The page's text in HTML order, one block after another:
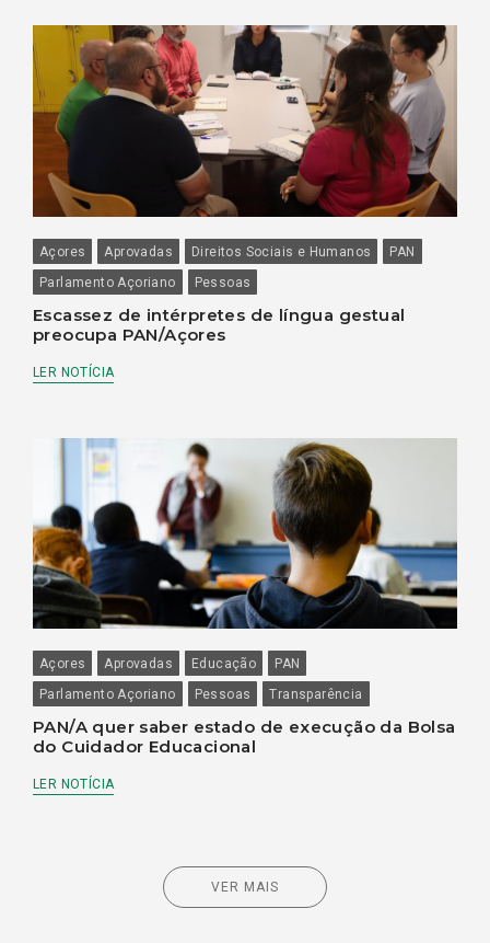
Açores Aprovadas Direitos Sociais e Humanos
PAN
Parlamento Açoriano
Pessoas
Escassez de intérpretes de língua gestual
preocupa PAN/Açores
LER NOTÍCIA
Açores Aprovadas Educação
PAN
Parlamento Açoriano
Pessoas Transparência
PAN/A quer saber estado de execução da Bolsa
do Cuidador Educacional
LER NOTÍCIA
VER MAIS